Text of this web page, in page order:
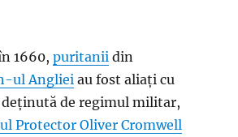
1660,puritanii din
ul Angliei au fost aliați cu
deținută de regimul militar,
ProtectorOliver Cromwell